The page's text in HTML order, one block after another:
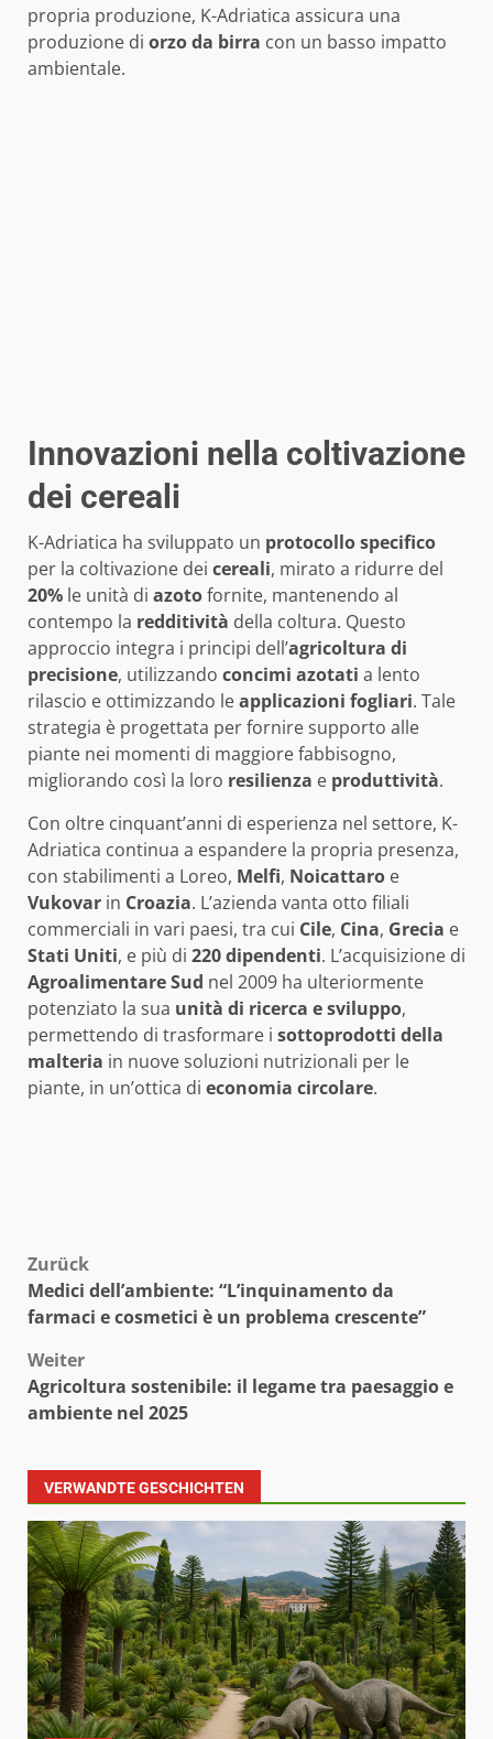
propria produzione, K-Adriatica assicura una
produzione di orzo da birra con un basso impatto
ambientale.
Innovazioni nella coltivazione
dei cereali
K-Adriatica ha sviluppato un protocollo specifico
per la coltivazione dei cereali, mirato a ridurre del
20% le unità di azotofornite, mantenendo al
contempo la redditività della coltura. Questo
approccio integra i principi dell’agricoltura di
precisione, utilizzando concimi azotati a lento
rilascio e ottimizzando leapplicazioni fogliari. Tale
strategia è progettata per fornire supporto alle
piante nei momenti di maggiore fabbisogno,
migliorando così la loro resilienza e produttività.
Con oltre cinquant’anni di esperienza nel settore, K-
Adriatica continua a espandere la propria presenza,
con stabilimenti a Loreo, Melfi, Noicattaro e
Vukovar in Croazia. L’azienda vanta otto filiali
commerciali in vari paesi, tra cui Cile, Cina, Grecia e
Stati Uniti, e più di 220 dipendenti. L’acquisizione di
Agroalimentare Sud nel 2009 ha ulteriormente
potenziato la sua unità di ricerca e sviluppo,
permettendo di trasformare i sottoprodotti della
malteria in nuove soluzioni nutrizionali per le
piante, in un’ottica di economia circolare.
Beitragsnavigation
Zurück
Medici dell’ambiente: “L’inquinamento da
farmaci e cosmetici è un problema crescente”
Weiter
Agricoltura sostenibile: il legame tra paesaggio e
ambiente nel 2025
VERWANDTE GESCHICHTEN